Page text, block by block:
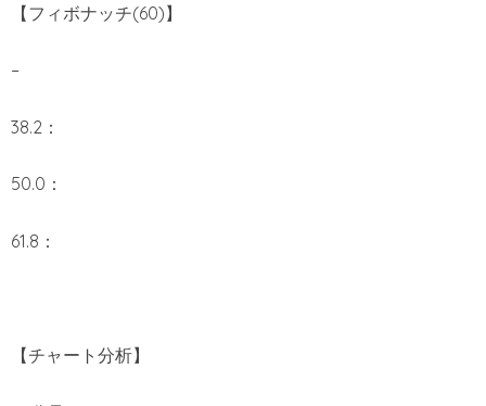
【フィボナッチ(60)】
–
38.2：
50.0：
61.8：
【チャート分析】